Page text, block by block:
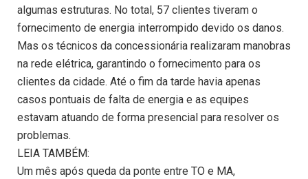
algumas estruturas. No total, 57 clientes tiveram o
fornecimento de energia interrompido devido os danos.
Mas os técnicos da concessionária realizaram manobras
na rede elétrica, garantindo o fornecimento para os
clientes da cidade. Até o fim da tarde havia apenas
casos pontuais de falta de energia e as equipes
estavam atuando de forma presencial para resolver os
problemas.
LEIA TAMBÉM:
Um mês após queda da ponte entre TO e MA,